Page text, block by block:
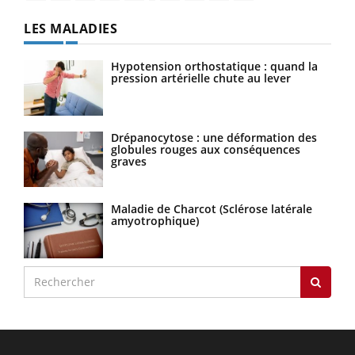
LES MALADIES
Hypotension orthostatique : quand la
pression artérielle chute au lever
Drépanocytose : une déformation des
globules rouges aux conséquences
graves
Maladie de Charcot (Sclérose latérale
amyotrophique)